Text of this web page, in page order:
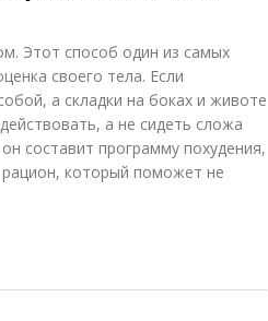
Этот способ один из самых
своего тела. Если
а складки на боках и животе
а не сидеть сложа
составит программу похудения,
который поможет не